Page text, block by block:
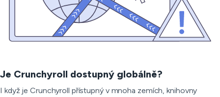
Je Crunchyroll dostupný globálně?
I když je Crunchyroll přístupný v mnoha zemích, knihovny